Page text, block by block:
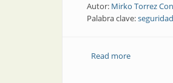
Autor: Mirko Torrez
Palabra clave:
Read moreabout El